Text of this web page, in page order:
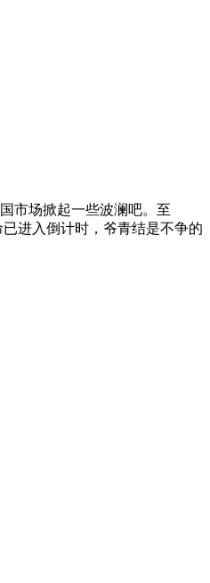
市场掀起一些波澜吧。至
进入倒计时，爷青结是不争的